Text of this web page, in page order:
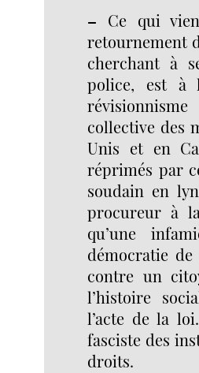
– Ce qui
retournement
cherchant à
police, est à
collective des
Unis et en
réprimés par
soudain en
procureur à
qu’une
démocratie
contre un
l’histoire
l’acte de la
fasciste des
droits.